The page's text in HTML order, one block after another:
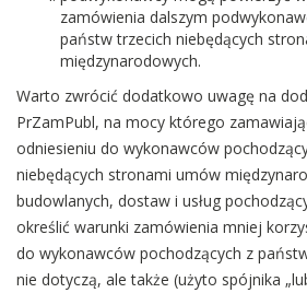
zamówienia dalszym
państw trzecich niebędących
międzynarodowych.
Warto zwrócić dodatkowo uwagę na
PrZamPubl, na mocy którego
odniesieniu do wykonawców
niebędących stronami umów
budowlanych, dostaw i usług
określić warunki zamówienia mniej
do wykonawców pochodzących z
nie dotyczą, ale także (użyto spójnika